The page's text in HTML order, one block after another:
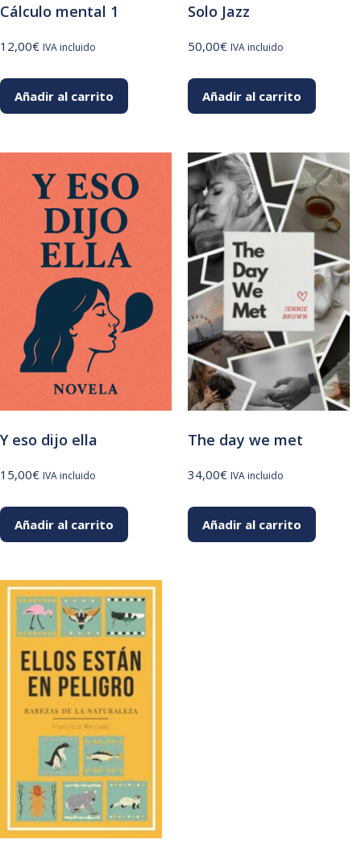
Cálculo mental 1
12,00€ IVA incluido
Añadir al carrito
Solo Jazz
50,00€ IVA incluido
Añadir al carrito
Y eso dijo ella
15,00€ IVA incluido
Añadir al carrito
The day we met
34,00€ IVA incluido
Añadir al carrito